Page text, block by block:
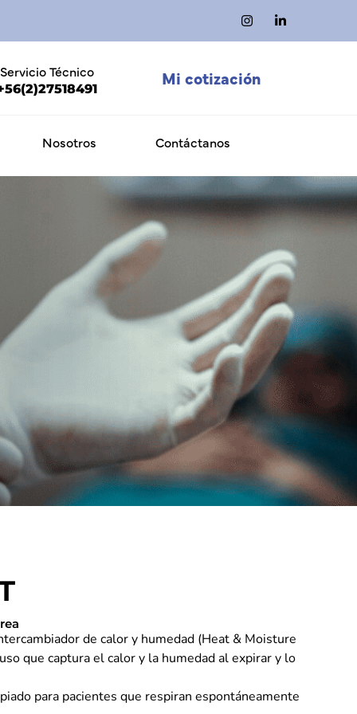
Servicio Técnico Mi cotización
Nosotros Contáctanos
de calor y humedad (Heat & Moisture
que captura el calor y la humedad al expirar y lo
para pacientes que respiran espontáneamente